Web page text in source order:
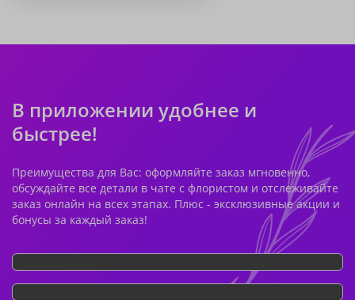
В приложении удобнее и
быстрее!
Преимущества для Вас: оформляйте заказ мгновенно,
обсуждайте все детали в чате с флористом и отслеживайте
заказ онлайн на всех этапах. Плюс - эксклюзивные акции и
бонусы за каждый заказ!